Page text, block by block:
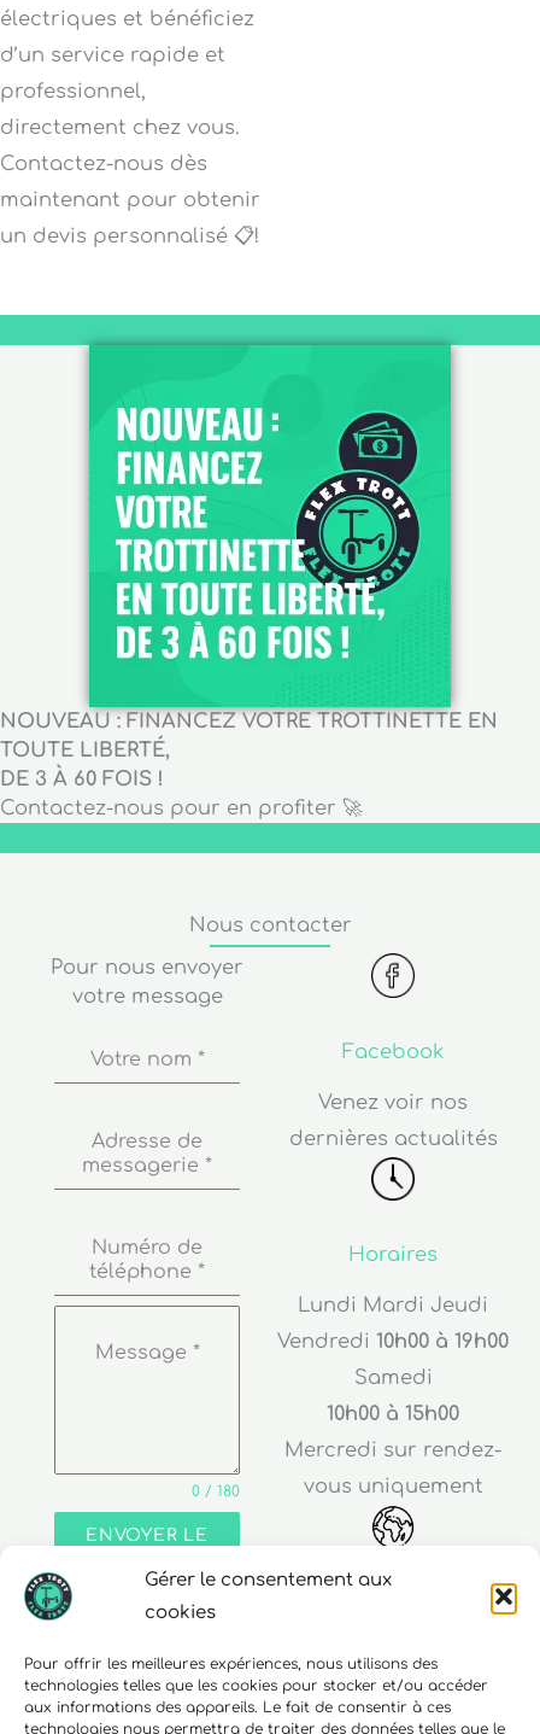
Gérer le consentement aux
cookies
Pour offrir les meilleures expériences, nous utilisons des
technologies telles que les cookies pour stocker et/ou accéder
aux informations des appareils. Le fait de consentir à ces
technologies nous permettra de traiter des données telles que le
électriques et bénéficiez
d’un service rapide et
professionnel,
directement chez vous.
Contactez-nous dès
maintenant pour obtenir
un devis personnalisé 📋!
NOUVEAU : FINANCEZ VOTRE TROTTINETTE EN
TOUTE LIBERTÉ,
DE 3 À 60 FOIS !
Contactez-nous pour en profiter 🚀
Nous contacter
Pour nous envoyer
votre message
Votre nom *
Adresse de
messagerie *
Numéro de
téléphone *
Message *
0 / 180
ENVOYER LE
Facebook
Venez voir nos
dernières actualités
Horaires
Lundi Mardi Jeudi
Vendredi 10h00 à 19h00
Samedi
10h00 à 15h00
Mercredi sur rendez-
vous uniquement
30 rue Edouard Richard
68000 Colmar